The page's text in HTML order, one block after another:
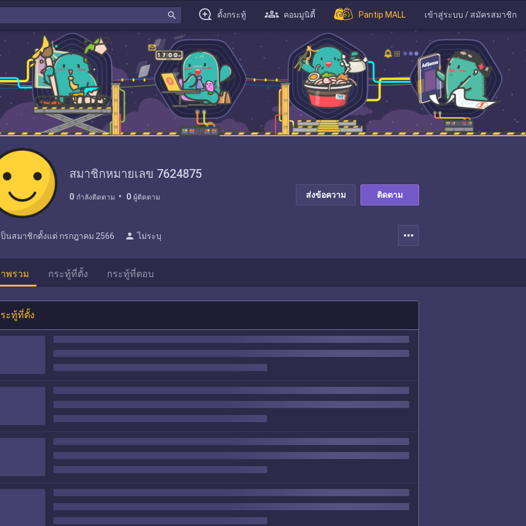
search ตั้งกระทู้ คอมมูนิตี้ Pantip MALL เข้าสู่ระบบ / สมัครสมาชิก
สมาชิกหมายเลข 7624875
0 กำลังติดตาม 0 ผู้ติดตาม ส่งข้อความ ติดตาม
ป็นสมาชิกตั้งแต่ กรกฎาคม 2566 person ไม่ระบุ more_horiz
พรวม กระทู้ที่ตั้ง กระทู้ที่ตอบ
ะทู้ที่ตั้ง